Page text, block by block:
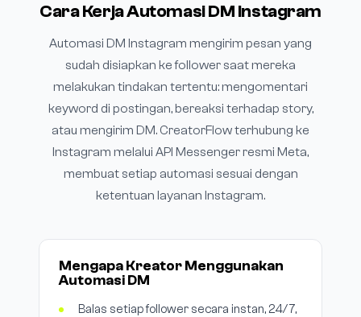
Cara Kerja Automasi DM Instagram
Automasi DM Instagram mengirim pesan yang
sudah disiapkan ke follower saat mereka
melakukan tindakan tertentu: mengomentari
keyword di postingan, bereaksi terhadap story,
atau mengirim DM. CreatorFlow terhubung ke
Instagram melalui API Messenger resmi Meta,
membuat setiap automasi sesuai dengan
ketentuan layanan Instagram.
Mengapa Kreator Menggunakan
Automasi DM
Balas setiap follower secara instan, 24/7,